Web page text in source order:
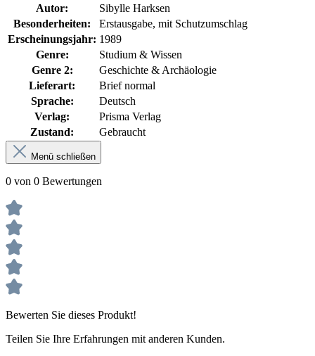
Autor:
Sibylle Harksen
Besonderheiten:
Erstausgabe, mit Schutzumschlag
Erscheinungsjahr: 1989
Genre:
Studium & Wissen
Genre 2:
Geschichte & Archäologie
Lieferart:
Brief normal
Sprache:
Deutsch
Verlag:
Prisma Verlag
Zustand:
Gebraucht
Menü schließen
0 von 0 Bewertungen
Bewerten Sie dieses Produkt!
Teilen Sie Ihre Erfahrungen mit anderen Kunden.